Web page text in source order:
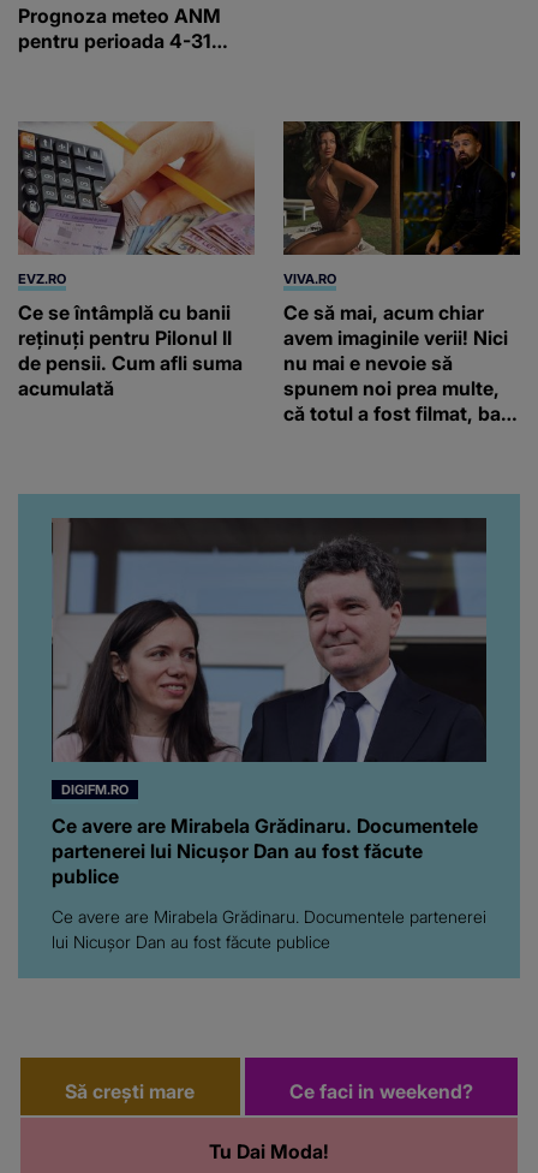
Prognoza meteo ANM
pentru perioada 4-31
EVZ.RO
Ce se întâmplă cu banii
reținuți pentru Pilonul II
de pensii. Cum afli suma
acumulată
VIVA.RO
Ce să mai, acum chiar
avem imaginile verii! Nici
nu mai e nevoie să
spunem noi prea multe,
că totul a fost filmat, ba
da, frumoasa iubită a lui
Florin Ristei e...
DIGIFM.RO
Ce avere are Mirabela Grădinaru. Documentele
partenerei lui Nicușor Dan au fost făcute
publice
Ce avere are Mirabela Grădinaru. Documentele partenerei
lui Nicușor Dan au fost făcute publice
Să crești mare
Tu Dai Moda!
Ce faci in weekend?